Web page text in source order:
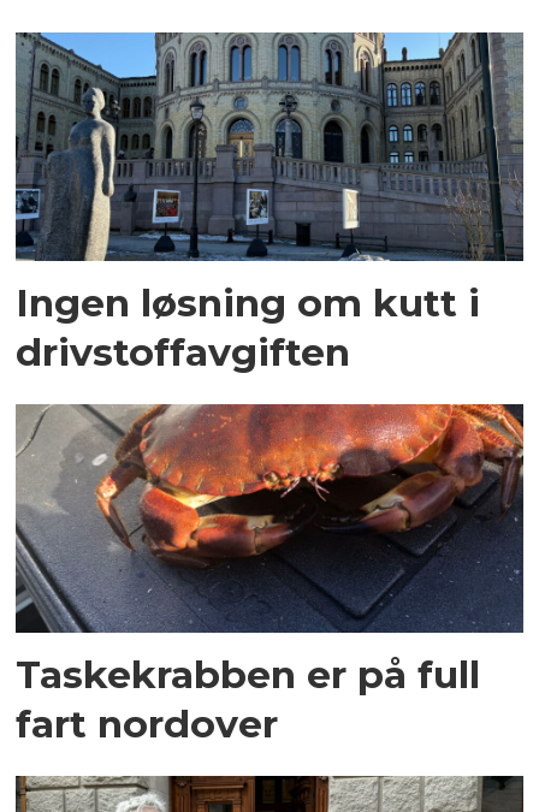
Ingen løsning om kutt i
drivstoffavgiften
Taskekrabben er på full
fart nordover